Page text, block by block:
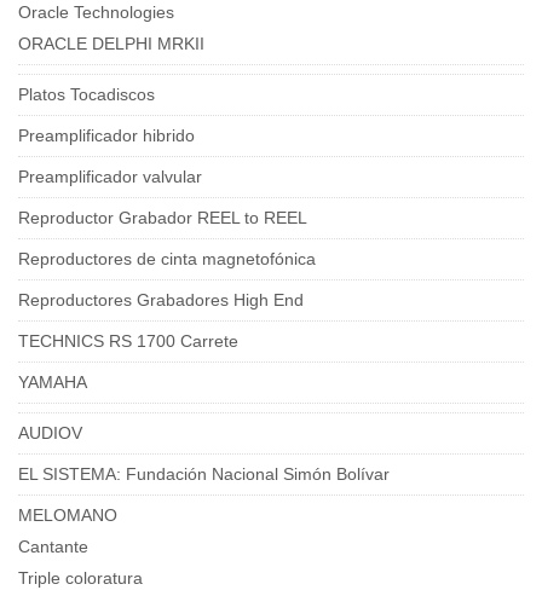
Oracle Technologies
ORACLE DELPHI MRKII
Platos Tocadiscos
Preamplificador hibrido
Preamplificador valvular
Reproductor Grabador REEL to REEL
Reproductores de cinta magnetofónica
Reproductores Grabadores High End
TECHNICS RS 1700 Carrete
YAMAHA
AUDIOV
EL SISTEMA: Fundación Nacional Simón Bolívar
MELOMANO
Cantante
Triple coloratura